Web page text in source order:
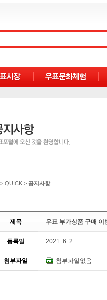
> QUICK > 공지사항
제목 우표 부가상품 구매
등록일 2021. 6. 2.
첨부파일 첨부파일없음